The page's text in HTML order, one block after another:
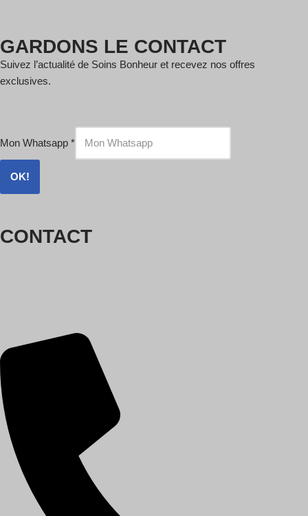
GARDONS LE CONTACT
Suivez l’actualité de Soins Bonheur et recevez nos offres
exclusives.
Mon Whatsapp *
OK!
CONTACT